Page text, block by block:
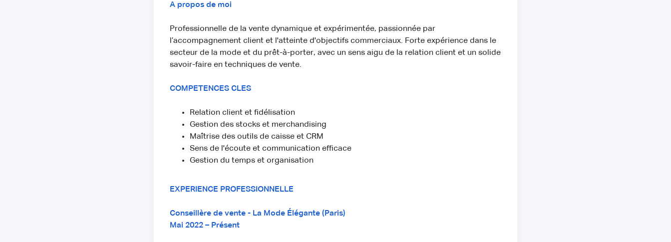
A propos de moi
Professionnelle de la vente dynamique et expérimentée, passionnée par
l’accompagnement client et l'atteinte d'objectifs commerciaux. Forte expérience dans le
secteur de la mode et du prêt-à-porter, avec un sens aigu de la relation client et un solide
savoir-faire en techniques de vente.
COMPETENCES CLES
Relation client et fidélisation
Gestion des stocks et merchandising
Maîtrise des outils de caisse et CRM
Sens de l'écoute et communication efficace
Gestion du temps et organisation
EXPERIENCE PROFESSIONNELLE
Conseillère de vente - La Mode Élégante (Paris)
Mai 2022 – Présent